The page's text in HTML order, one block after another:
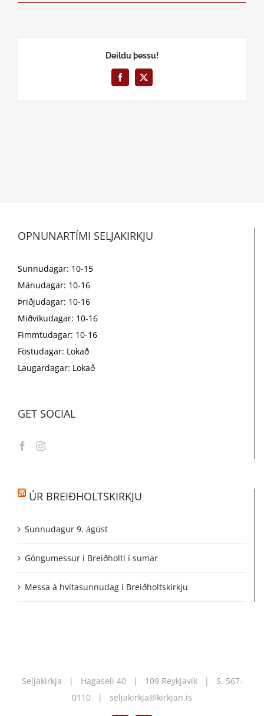
Deildu þessu!
Facebook
X
OPNUNARTÍMI SELJAKIRKJU
Sunnudagar: 10-15
Mánudagar: 10-16
Þriðjudagar: 10-16
Miðvikudagar: 10-16
Fimmtudagar: 10-16
Föstudagar: Lokað
Laugardagar: Lokað
GET SOCIAL
ÚR BREIÐHOLTSKIRKJU
Sunnudagur 9. ágúst
Göngumessur í Breiðholti í sumar
Messa á hvítasunnudag í Breiðholtskirkju
Seljakirkja | Hagaseli 40 | 109 Reykjavík | S. 567-
0110 | seljakirkja@kirkjan.is